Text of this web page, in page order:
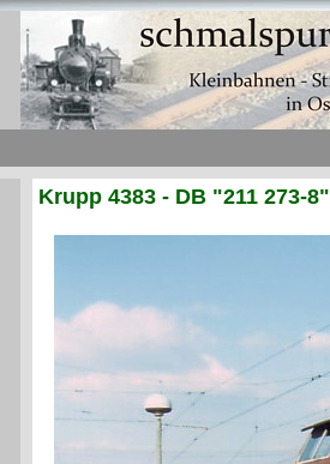
Krupp 4383 - DB "211 273-8"